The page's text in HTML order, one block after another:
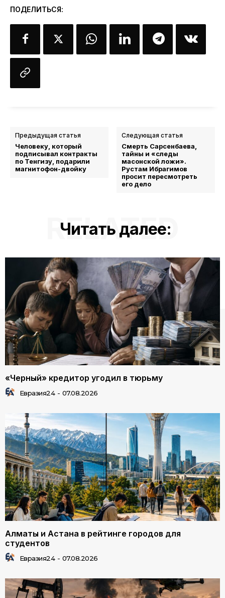
ПОДЕЛИТЬСЯ:
Предыдущая статья
Человеку, который
подписывал контракты
по Тенгизу, подарили
магнитофон-двойку
Следующая статья
Смерть Сарсенбаева,
тайны и «следы
масонской ложи».
Рустам Ибрагимов
просит пересмотреть
его дело
Читать далее:
RELATED
«Черный» кредитор угодил в тюрьму
Евразия24 - 07.08.2026
Алматы и Астана в рейтинге городов для
студентов
Евразия24 - 07.08.2026